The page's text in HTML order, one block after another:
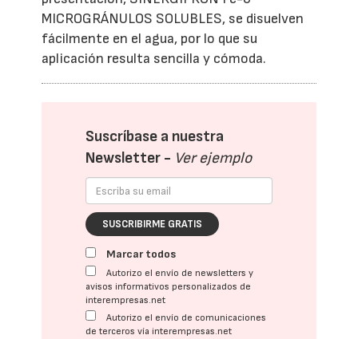
MICROGRÁNULOS SOLUBLES, se disuelven
fácilmente en el agua, por lo que su
aplicación resulta sencilla y cómoda.
Suscríbase a nuestra
Newsletter - Ver ejemplo
SUSCRIBIRME GRATIS
Marcar todos
Autorizo el envío de newsletters y
avisos informativos personalizados de
interempresas.net
Autorizo el envío de comunicaciones
de terceros vía interempresas.net